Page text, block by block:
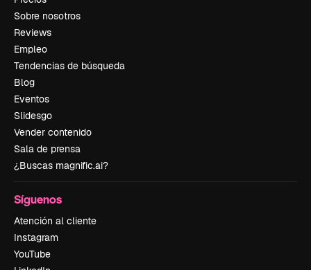
Sobre nosotros
Reviews
Empleo
Tendencias de búsqueda
Blog
Eventos
Slidesgo
Vender contenido
Sala de prensa
¿Buscas magnific.ai?
Síguenos
Atención al cliente
Instagram
YouTube